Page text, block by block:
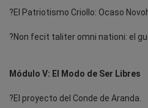
?El Patriotismo Criollo: Ocaso
?Non fecit taliter omni nationi: el
Módulo V: El Modo de Ser Libres
?El proyecto del Conde de Aranda.